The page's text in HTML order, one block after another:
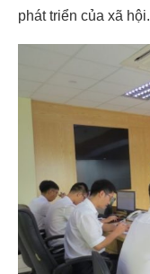
phát triển của xã hội.